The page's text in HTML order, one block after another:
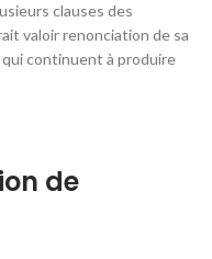
clauses des
valoir renonciation de sa
continuent à produire
de